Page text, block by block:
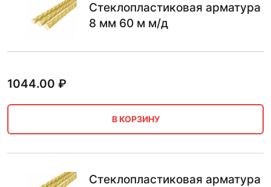
Стеклопластиковая арматура
8 мм 60 м м/д
1044.00 ₽
В КОРЗИНУ
Стеклопластиковая арматура